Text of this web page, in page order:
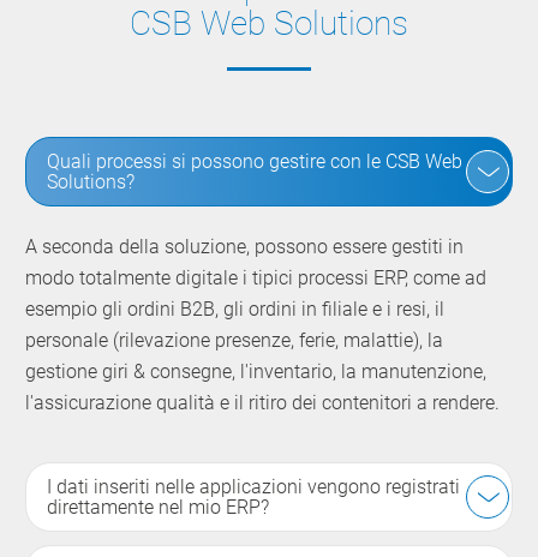
CSB Web Solutions
Quali processi si possono gestire con le CSB Web
Solutions?
A seconda della soluzione, possono essere gestiti in
modo totalmente digitale i tipici processi ERP, come ad
esempio gli ordini B2B, gli ordini in filiale e i resi, il
personale (rilevazione presenze, ferie, malattie), la
gestione giri & consegne, l'inventario, la manutenzione,
l'assicurazione qualità e il ritiro dei contenitori a rendere.
I dati inseriti nelle applicazioni vengono registrati
direttamente nel mio ERP?